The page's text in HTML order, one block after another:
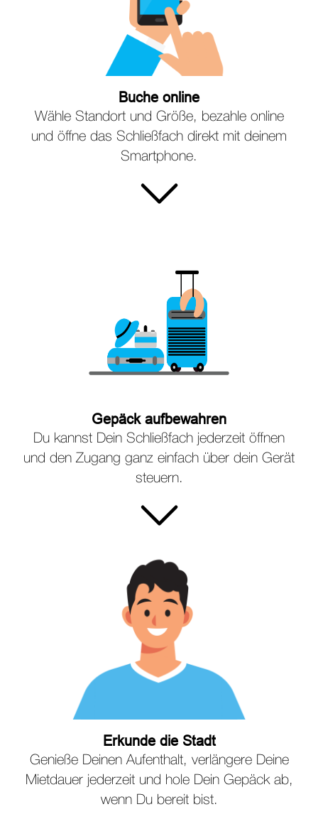
Buche online
Wähle Standort und Größe, bezahle online
und öffne das Schließfach direkt mit deinem
Smartphone.
Gepäck aufbewahren
Du kannst Dein Schließfach jederzeit öffnen
und den Zugang ganz einfach über dein Gerät
steuern.
Erkunde die Stadt
Genieße Deinen Aufenthalt, verlängere Deine
Mietdauer jederzeit und hole Dein Gepäck ab,
wenn Du bereit bist.